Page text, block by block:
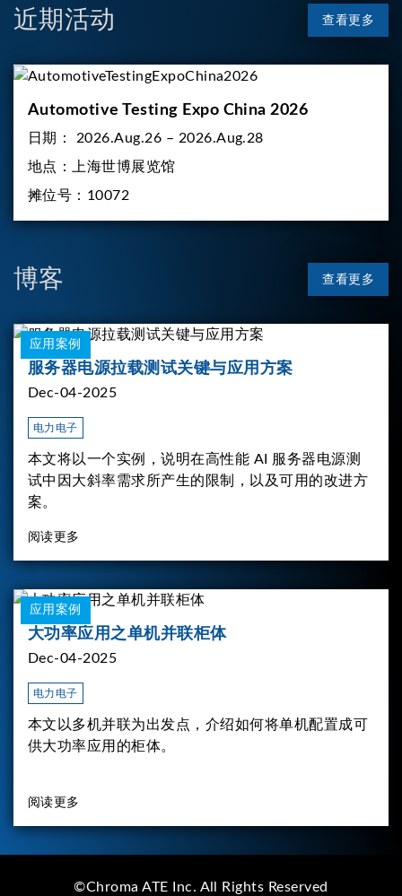
近期活动 查看更多
Automotive Testing Expo China 2026
日期：
2026.Aug.26 – 2026.Aug.28
地点：
上海世博展览馆
摊位号： 10072
博客 查看更多
应用案例
服务器电源拉载测试关键与应用方案
Dec-04-2025
电力电子
本文将以一个实例，说明在高性能 AI 服务器电源测
试中因大斜率需求所产生的限制，以及可用的改进方
案。
阅读更多
应用案例
大功率应用之单机并联柜体
Dec-04-2025
电力电子
本文以多机并联为出发点，介绍如何将单机配置成可
供大功率应用的柜体。
阅读更多
©Chroma ATE Inc. All Rights Reserved